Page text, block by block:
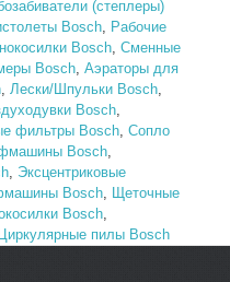
(степлеры)
Bosch, Рабочие
Bosch, Сменные
Bosch, Аэраторы для
, Лески/Шпульки Bosch,
Bosch,
фильтры Bosch, Сопло
Bosch,
, Эксцентриковые
Bosch, Щеточные
Bosch,
Циркулярные пилы Bosch